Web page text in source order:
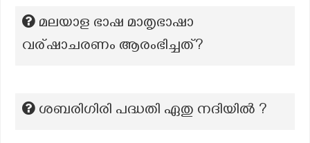
മലയാള ഭാഷ മാതൃഭാഷാ
വര്ഷാചരണം ആരംഭിച്ചത്?
ശബരിഗിരി പദ്ധതി ഏതു നദിയിൽ ?